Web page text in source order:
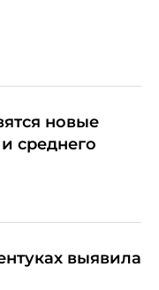
новые
среднего
выявила